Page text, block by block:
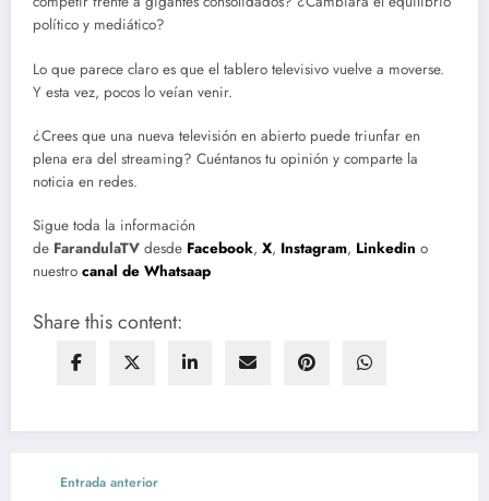
político y mediático?
Lo que parece claro es que el tablero televisivo vuelve a moverse.
Y esta vez, pocos lo veían venir.
¿Crees que una nueva televisión en abierto puede triunfar en
plena era del streaming? Cuéntanos tu opinión y comparte la
noticia en redes.
Sigue toda la información
de FarandulaTV desde Facebook, X, Instagram, Linkedin o
nuestro canal de Whatsaap
Share this content:
Entrada anterior